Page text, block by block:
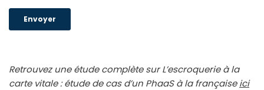
Retrouvez une étude com­plète sur L’escroquerie à la
carte vitale : étude de cas d’un PhaaS à la fran­çaiseici